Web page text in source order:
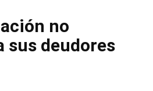
no
sus deudores